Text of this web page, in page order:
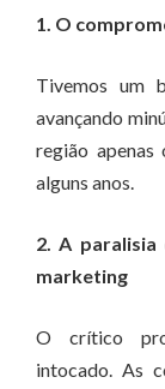
1. O
Tivemos um
avançando
região apenas
alguns anos.
2. A paralisia
marketing
O crítico
intocado. As